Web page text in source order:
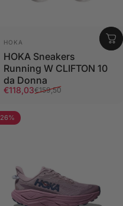
Fornitore:
HOKA
HOKA Sneakers
Running W CLIFTON 10
da Donna
Prezzo scontato
€118,03
Prezzo di listino
€159,50
26%